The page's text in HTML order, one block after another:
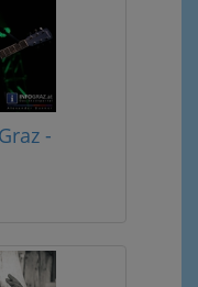
-